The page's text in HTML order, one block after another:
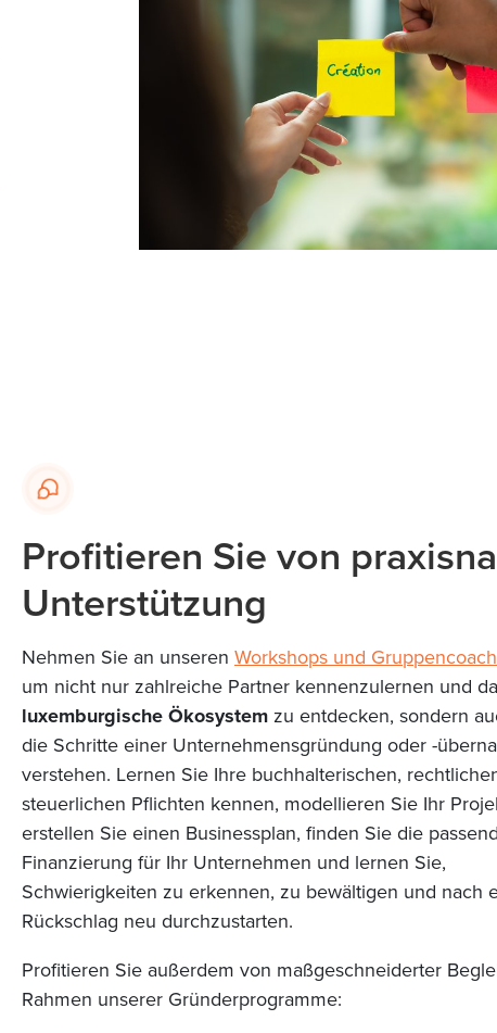
Profitieren Sie von
Unterstützung
Nehmen Sie an unseren Workshops und
um nicht nur zahlreiche Partner kennenzulernen und
luxemburgische Ökosystem zu entdecken, sondern
die Schritte einer Unternehmensgründung oder -
verstehen. Lernen Sie Ihre buchhalterischen,
steuerlichen Pflichten kennen, modellieren Sie Ihr
erstellen Sie einen Businessplan, finden Sie die
Finanzierung für Ihr Unternehmen und lernen Sie,
Schwierigkeiten zu erkennen, zu bewältigen und nach
Rückschlag neu durchzustarten.
Profitieren Sie außerdem von maßgeschneiderter
Rahmen unserer Gründerprogramme: